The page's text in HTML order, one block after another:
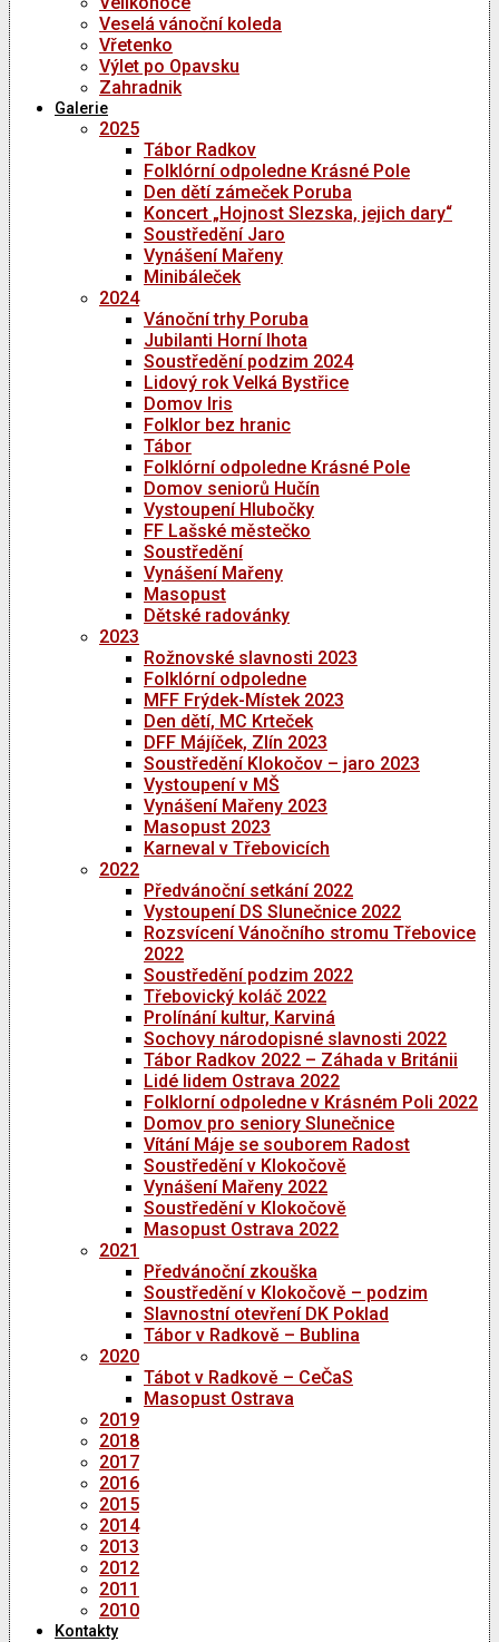
Veselá vánoční koleda
Vřetenko
Výlet po Opavsku
Zahradnik
Galerie
2025
Tábor Radkov
Folklórní odpoledne Krásné Pole
Den dětí zámeček Poruba
Koncert „Hojnost Slezska, jejich dary“
Soustředění Jaro
Vynášení Mařeny
Minibáleček
2024
Vánoční trhy Poruba
Jubilanti Horní lhota
Soustředění podzim 2024
Lidový rok Velká Bystřice
Domov Iris
Folklor bez hranic
Tábor
Folklórní odpoledne Krásné Pole
Domov seniorů Hučín
Vystoupení Hlubočky
FF Lašské městečko
Soustředění
Vynášení Mařeny
Masopust
Dětské radovánky
2023
Rožnovské slavnosti 2023
Folklórní odpoledne
MFF Frýdek-Místek 2023
Den dětí, MC Krteček
DFF Májíček, Zlín 2023
Soustředění Klokočov – jaro 2023
Vystoupení v MŠ
Vynášení Mařeny 2023
Masopust 2023
Karneval v Třebovicích
2022
Předvánoční setkání 2022
Vystoupení DS Slunečnice 2022
Rozsvícení Vánočního stromu Třebovice
2022
Soustředění podzim 2022
Třebovický koláč 2022
Prolínání kultur, Karviná
Sochovy národopisné slavnosti 2022
Tábor Radkov 2022 – Záhada v Británii
Lidé lidem Ostrava 2022
Folklorní odpoledne v Krásném Poli 2022
Domov pro seniory Slunečnice
Vítání Máje se souborem Radost
Soustředění v Klokočově
Vynášení Mařeny 2022
Soustředění v Klokočově
Masopust Ostrava 2022
2021
Předvánoční zkouška
Soustředění v Klokočově – podzim
Slavnostní otevření DK Poklad
Tábor v Radkově – Bublina
2020
Tábot v Radkově – CeČaS
Masopust Ostrava
2019
2018
2017
2016
2015
2014
2013
2012
2011
2010
Kontakty